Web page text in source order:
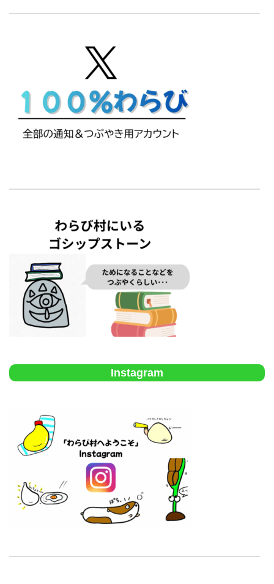
Instagram